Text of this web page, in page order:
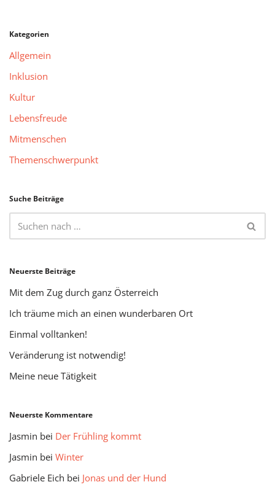
Kategorien
Allgemein
Inklusion
Kultur
Lebensfreude
Mitmenschen
Themenschwerpunkt
Suche Beiträge
Neuerste Beiträge
Mit dem Zug durch ganz Österreich
Ich träume mich an einen wunderbaren Ort
Einmal volltanken!
Veränderung ist notwendig!
Meine neue Tätigkeit
Neuerste Kommentare
Jasmin bei Der Frühling kommt
Jasmin bei Winter
Gabriele Eich bei Jonas und der Hund